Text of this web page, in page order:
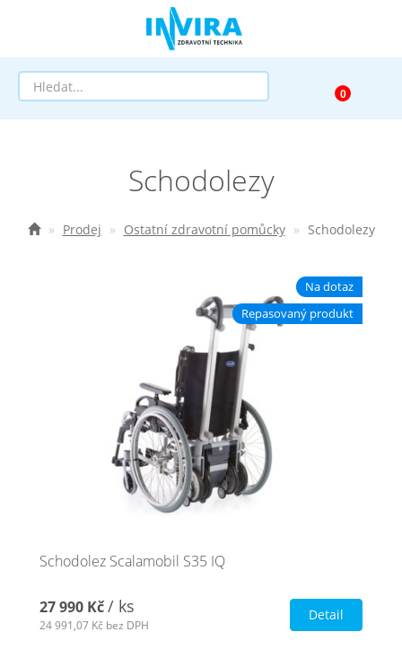
Pomůcky dle zaměření
Doprava a služby
Nejčastější otázky
Schodolezy
Prodej Ostatní zdravotní pomůcky Schodolezy
Na dotaz
Repasovaný produkt
Schodolez Scalamobil S35 IQ
27 990 Kč/ ks
24 991,07 Kč bez DPH
Detail